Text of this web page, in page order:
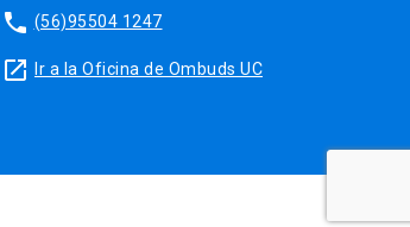
phone (56)95504 1247
launch Ir a la Oficina de Ombuds UC